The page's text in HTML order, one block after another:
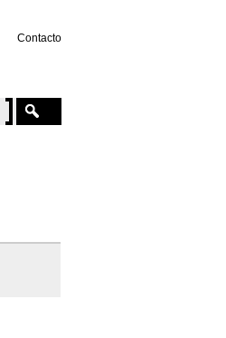
Contacto